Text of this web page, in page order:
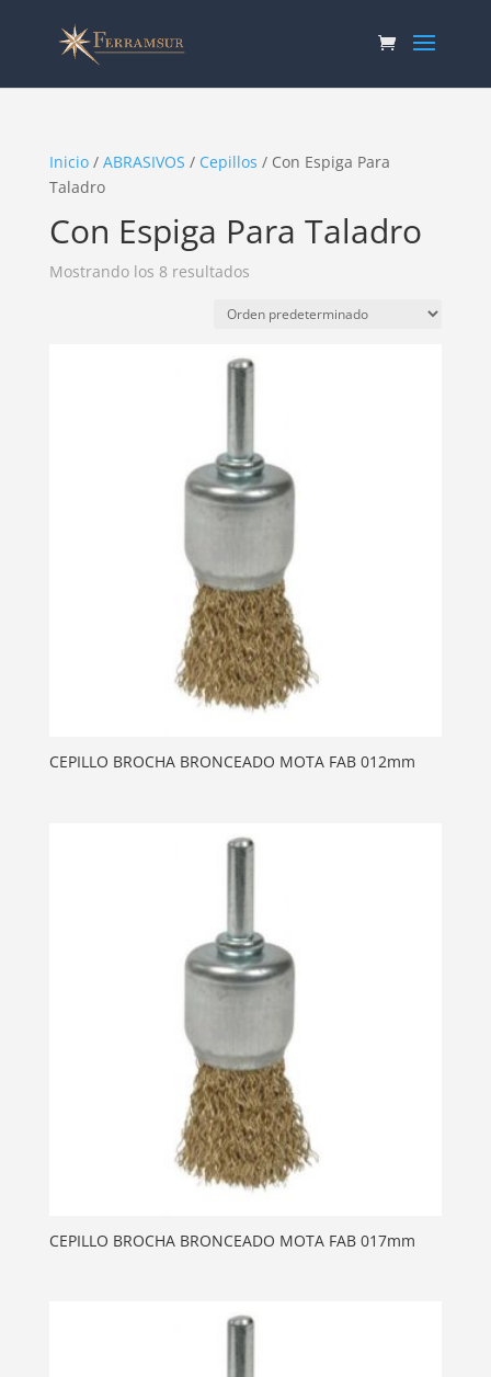
Inicio/ ABRASIVOS / Cepillos / Con Espiga Para
Taladro
Con Espiga Para Taladro
Mostrando los 8 resultados
CEPILLO BROCHA BRONCEADO MOTA FAB 012mm
CEPILLO BROCHA BRONCEADO MOTA FAB 017mm